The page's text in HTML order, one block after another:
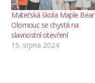
Mateřská škola Maple Bear
Olomouc se chystá na
slavnostní otevření
15. srpna 2024